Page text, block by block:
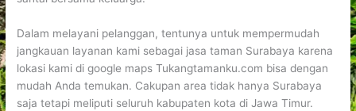
Dalam melayani pelanggan, tentunya untuk mempermudah
jangkauan layanan kami sebagai jasa taman Surabaya karena
lokasi kami di google maps Tukangtamanku.com bisa dengan
mudah Anda temukan. Cakupan area tidak hanya Surabaya
saja tetapi meliputi seluruh kabupaten kota di Jawa Timur.